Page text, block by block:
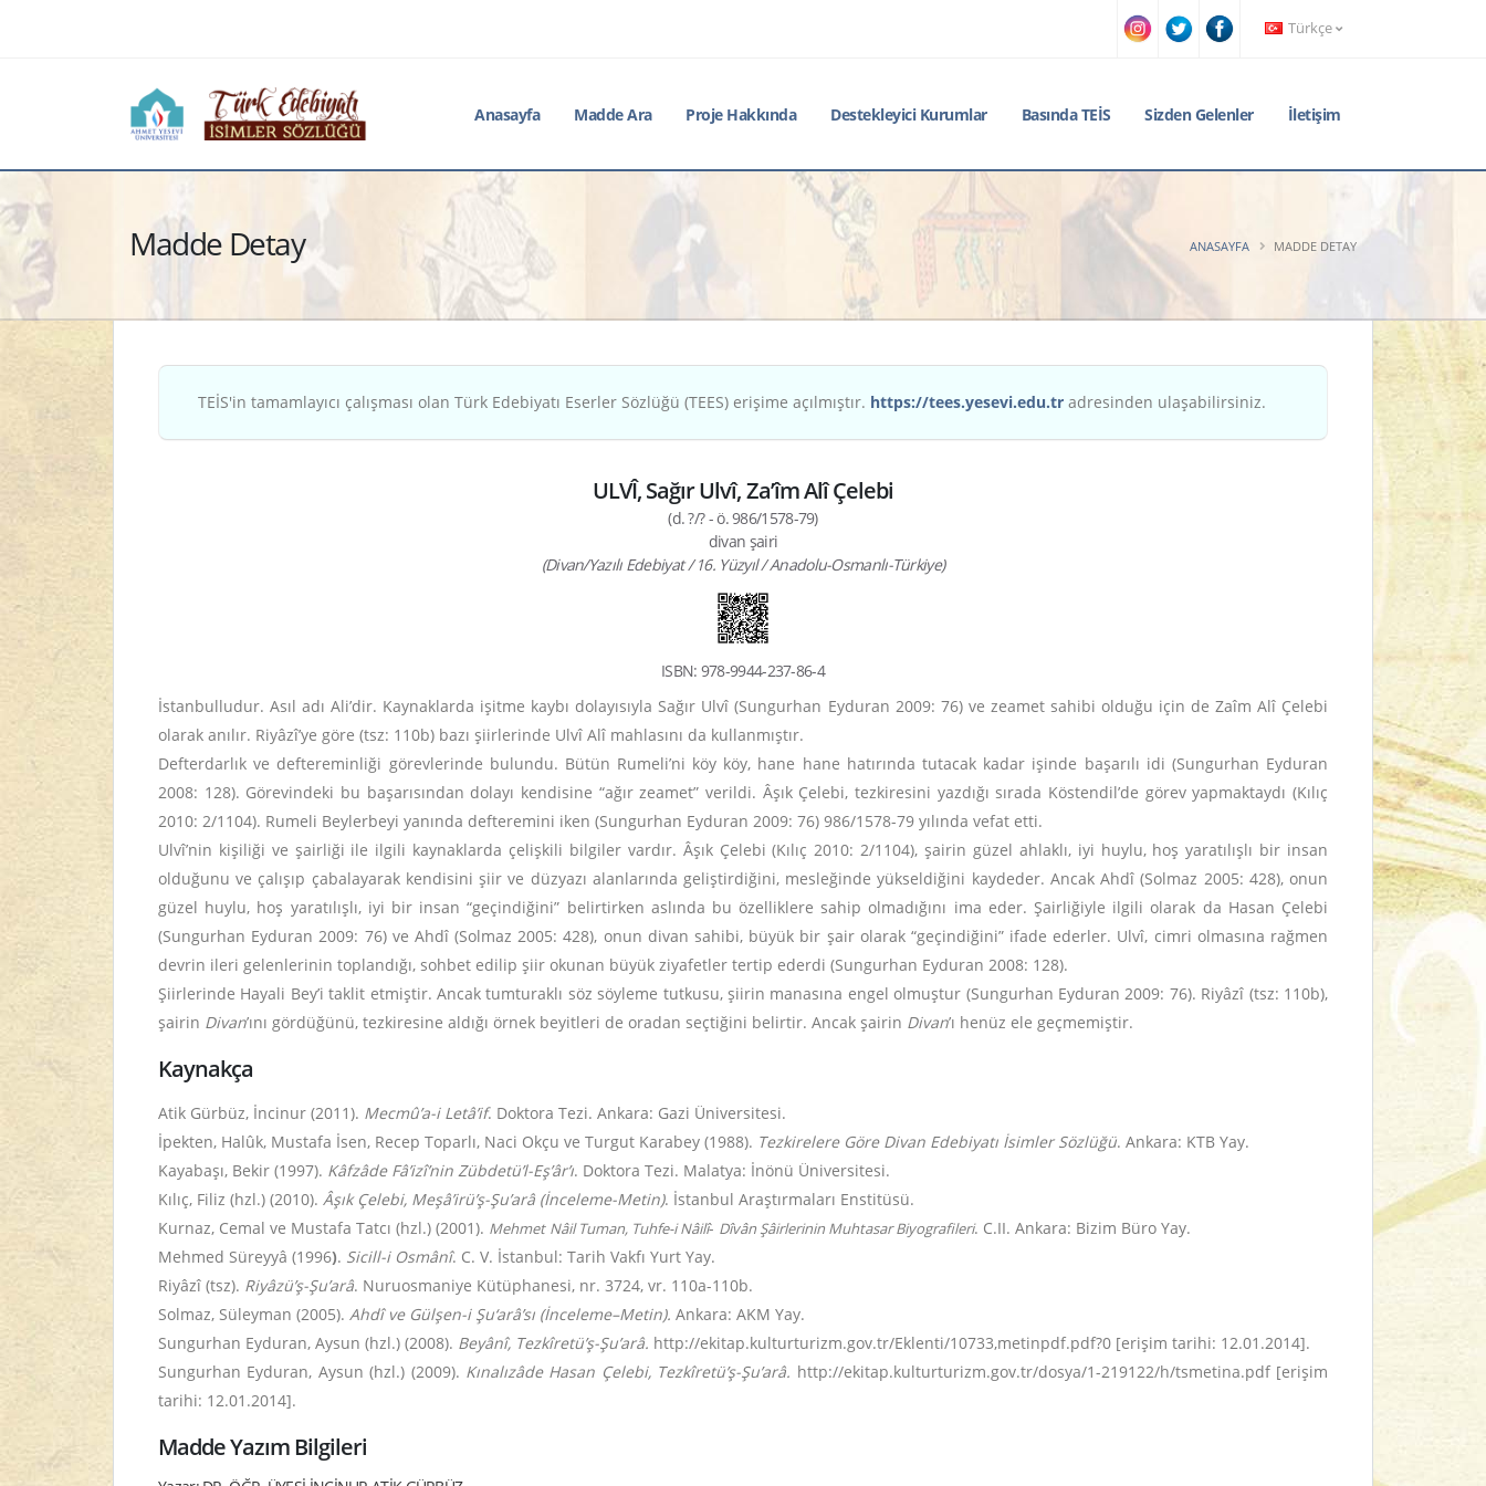
Türkçe
Anasayfa Madde Ara Proje Hakkında Destekleyici Kurumlar Basında TEİS Sizden Gelenler İletişim
Madde Detay ANASAYFA MADDE DETAY
TEİS'in tamamlayıcı çalışması olan Türk Edebiyatı Eserler Sözlüğü (TEES) erişime açılmıştır. https://tees.yesevi.edu.tr adresinden ulaşabilirsiniz.
ULVÎ, Sağır Ulvî, Za’îm Alî Çelebi
(d. ?/? - ö. 986/1578-79)
divan şairi
(Divan/Yazılı Edebiyat / 16. Yüzyıl / Anadolu-Osmanlı-Türkiye)
ISBN: 978-9944-237-86-4
İstanbulludur. Asıl adı Ali’dir. Kaynaklarda işitme kaybı dolayısıyla Sağır Ulvî (Sungurhan Eyduran 2009: 76) ve zeamet sahibi olduğu için de Zaîm Alî Çelebi
olarak anılır. Riyâzî’ye göre (tsz: 110b) bazı şiirlerinde Ulvî Alî mahlasını da kullanmıştır.
Defterdarlık ve deftereminliği görevlerinde bulundu. Bütün Rumeli’ni köy köy, hane hane hatırında tutacak kadar işinde başarılı idi (Sungurhan Eyduran
2008: 128). Görevindeki bu başarısından dolayı kendisine “ağır zeamet” verildi. Âşık Çelebi, tezkiresini yazdığı sırada Köstendil’de görev yapmaktaydı (Kılıç
2010: 2/1104). Rumeli Beylerbeyi yanında defteremini iken (Sungurhan Eyduran 2009: 76) 986/1578-79 yılında vefat etti.
Ulvî’nin kişiliği ve şairliği ile ilgili kaynaklarda çelişkili bilgiler vardır. Âşık Çelebi (Kılıç 2010: 2/1104), şairin güzel ahlaklı, iyi huylu, hoş yaratılışlı bir insan
olduğunu ve çalışıp çabalayarak kendisini şiir ve düzyazı alanlarında geliştirdiğini, mesleğinde yükseldiğini kaydeder. Ancak Ahdî (Solmaz 2005: 428), onun
güzel huylu, hoş yaratılışlı, iyi bir insan “geçindiğini” belirtirken aslında bu özelliklere sahip olmadığını ima eder. Şairliğiyle ilgili olarak da Hasan Çelebi
(Sungurhan Eyduran 2009: 76) ve Ahdî (Solmaz 2005: 428), onun divan sahibi, büyük bir şair olarak “geçindiğini” ifade ederler. Ulvî, cimri olmasına rağmen
devrin ileri gelenlerinin toplandığı, sohbet edilip şiir okunan büyük ziyafetler tertip ederdi (Sungurhan Eyduran 2008: 128).
Şiirlerinde Hayali Bey’i taklit etmiştir. Ancak tumturaklı söz söyleme tutkusu, şiirin manasına engel olmuştur (Sungurhan Eyduran 2009: 76). Riyâzî (tsz: 110b),
şairin Divan’ını gördüğünü, tezkiresine aldığı örnek beyitleri de oradan seçtiğini belirtir. Ancak şairin Divan’ı henüz ele geçmemiştir.
Kaynakça
Atik Gürbüz, İncinur (2011). Mecmû’a-i Letâ’if. Doktora Tezi. Ankara: Gazi Üniversitesi.
İpekten, Halûk, Mustafa İsen, Recep Toparlı, Naci Okçu ve Turgut Karabey (1988). Tezkirelere Göre Divan Edebiyatı İsimler Sözlüğü. Ankara: KTB Yay.
Kayabaşı, Bekir (1997). Kâfzâde Fâ’izî’nin Zübdetü’l-Eş’âr’ı. Doktora Tezi. Malatya: İnönü Üniversitesi.
Kılıç, Filiz (hzl.) (2010). Âşık Çelebi, Meşâ’irü’ş-Şu’arâ (İnceleme-Metin). İstanbul Araştırmaları Enstitüsü.
Kurnaz, Cemal ve Mustafa Tatcı (hzl.) (2001). Mehmet Nâil Tuman, Tuhfe-i Nâilî- Dîvân Şâirlerinin Muhtasar Biyografileri. C.II. Ankara: Bizim Büro Yay.
Mehmed Süreyyâ (1996). Sicill-i Osmânî. C. V. İstanbul: Tarih Vakfı Yurt Yay.
Riyâzî (tsz). Riyâzü’ş-Şu’arâ. Nuruosmaniye Kütüphanesi, nr. 3724, vr. 110a-110b.
Solmaz, Süleyman (2005). Ahdî ve Gülşen-i Şu‘arâ’sı (İnceleme–Metin). Ankara: AKM Yay.
Sungurhan Eyduran, Aysun (hzl.) (2008). Beyânî, Tezkîretü’ş-Şu’arâ. http://ekitap.kulturturizm.gov.tr/Eklenti/10733,metinpdf.pdf?0 [erişim tarihi: 12.01.2014].
Sungurhan Eyduran, Aysun (hzl.) (2009). Kınalızâde Hasan Çelebi, Tezkîretü’ş-Şu’arâ. http://ekitap.kulturturizm.gov.tr/dosya/1-219122/h/tsmetina.pdf [erişim
tarihi: 12.01.2014].
Madde Yazım Bilgileri